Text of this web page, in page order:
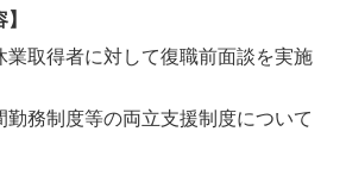
業取得者に対して復職前面談を実施
度等の両立支援制度について